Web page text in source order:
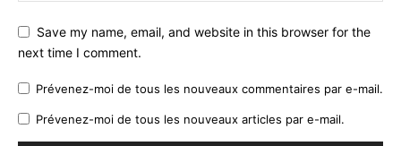
Save my name, email, and website in this browser for the
next time I comment.
Prévenez-moi de tous les nouveaux commentaires par e-mail.
Prévenez-moi de tous les nouveaux articles par e-mail.